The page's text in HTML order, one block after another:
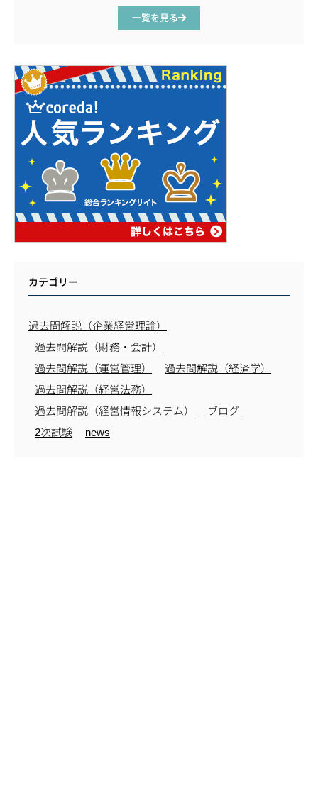
一覧を見る
カテゴリー
過去問解説（企業経営理論）
過去問解説（財務・会計）
過去問解説（運営管理）
過去問解説（経済学）
過去問解説（経営法務）
過去問解説（経営情報システム）
ブログ
2次試験
news